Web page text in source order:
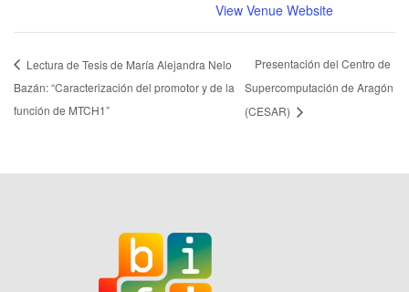
View Venue Website
Lectura de Tesis de María Alejandra Nelo
Bazán: “Caracterización del promotor y de la
función de MTCH1”
Presentación del Centro de
Supercomputación de Aragón
(CESAR)